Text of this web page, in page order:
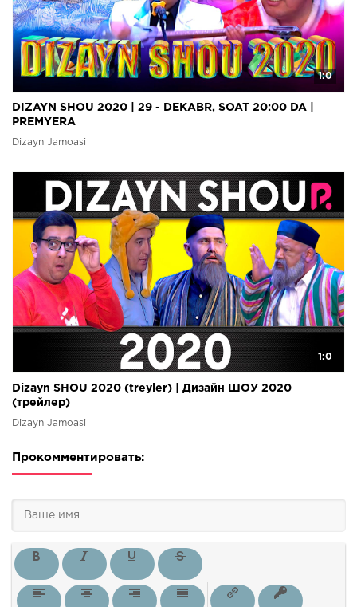
1:0
DIZAYN SHOU 2020 | 29 - DEKABR, SOAT 20:00 DA |
PREMYERA
Dizayn Jamoasi
1:0
Dizayn SHOU 2020 (treyler) | Дизайн ШОУ 2020
(трейлер)
Dizayn Jamoasi
Прокомментировать: